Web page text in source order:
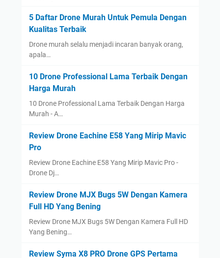
5 Daftar Drone Murah Untuk Pemula Dengan
Kualitas Terbaik
Drone murah selalu menjadi incaran banyak orang,
apala…
10 Drone Professional Lama Terbaik Dengan
Harga Murah
10 Drone Professional Lama Terbaik Dengan Harga
Murah - A…
Review Drone Eachine E58 Yang Mirip Mavic
Pro
Review Drone Eachine E58 Yang Mirip Mavic Pro -
Drone Dj…
Review Drone MJX Bugs 5W Dengan Kamera
Full HD Yang Bening
Review Drone MJX Bugs 5W Dengan Kamera Full HD
Yang Bening…
Review Syma X8 PRO Drone GPS Pertama